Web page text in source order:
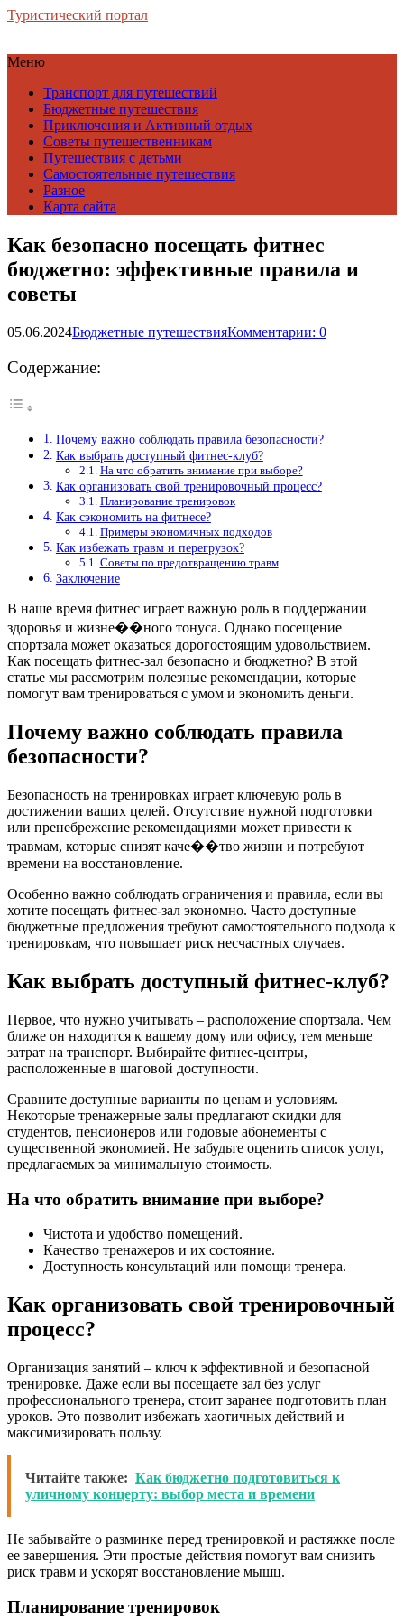
Туристический портал
Меню
Транспорт для путешествий
Бюджетные путешествия
Приключения и Активный отдых
Советы путешественникам
Путешествия с детьми
Самостоятельные путешествия
Разное
Карта сайта
Как безопасно посещать фитнес
бюджетно: эффективные правила и
советы
05.06.2024Бюджетные путешествияКомментарии: 0
Содержание:
Почему важно соблюдать правила безопасности?
Как выбрать доступный фитнес-клуб?
На что обратить внимание при выборе?
Как организовать свой тренировочный процесс?
Планирование тренировок
Как сэкономить на фитнесе?
Примеры экономичных подходов
Как избежать травм и перегрузок?
Советы по предотвращению травм
Заключение
В наше время фитнес играет важную роль в поддержании
здоровья и жизне��ного тонуса. Однако посещение
спортзала может оказаться дорогостоящим удовольствием.
Как посещать фитнес-зал безопасно и бюджетно? В этой
статье мы рассмотрим полезные рекомендации, которые
помогут вам тренироваться с умом и экономить деньги.
Почему важно соблюдать правила
безопасности?
Безопасность на тренировках играет ключевую роль в
достижении ваших целей. Отсутствие нужной подготовки
или пренебрежение рекомендациями может привести к
травмам, которые снизят каче��тво жизни и потребуют
времени на восстановление.
Особенно важно соблюдать ограничения и правила, если вы
хотите посещать фитнес-зал экономно. Часто доступные
бюджетные предложения требуют самостоятельного подхода к
тренировкам, что повышает риск несчастных случаев.
Как выбрать доступный фитнес-клуб?
Первое, что нужно учитывать – расположение спортзала. Чем
ближе он находится к вашему дому или офису, тем меньше
затрат на транспорт. Выбирайте фитнес-центры,
расположенные в шаговой доступности.
Сравните доступные варианты по ценам и условиям.
Некоторые тренажерные залы предлагают скидки для
студентов, пенсионеров или годовые абонементы с
существенной экономией. Не забудьте оценить список услуг,
предлагаемых за минимальную стоимость.
На что обратить внимание при выборе?
Чистота и удобство помещений.
Качество тренажеров и их состояние.
Доступность консультаций или помощи тренера.
Как организовать свой тренировочный
процесс?
Организация занятий – ключ к эффективной и безопасной
тренировке. Даже если вы посещаете зал без услуг
профессионального тренера, стоит заранее подготовить план
уроков. Это позволит избежать хаотичных действий и
максимизировать пользу.
Читайте также: Как бюджетно подготовиться к
уличному концерту: выбор места и времени
Не забывайте о разминке перед тренировкой и растяжке после
ее завершения. Эти простые действия помогут вам снизить
риск травм и ускорят восстановление мышц.
Планирование тренировок